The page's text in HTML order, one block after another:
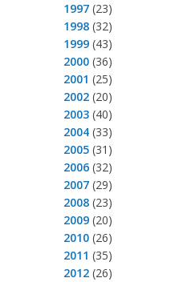
1997 (23)
1998 (32)
1999 (43)
2000 (36)
2001 (25)
2002 (20)
2003 (40)
2004 (33)
2005 (31)
2006 (32)
2007 (29)
2008 (23)
2009 (20)
2010 (26)
2011 (35)
2012 (26)